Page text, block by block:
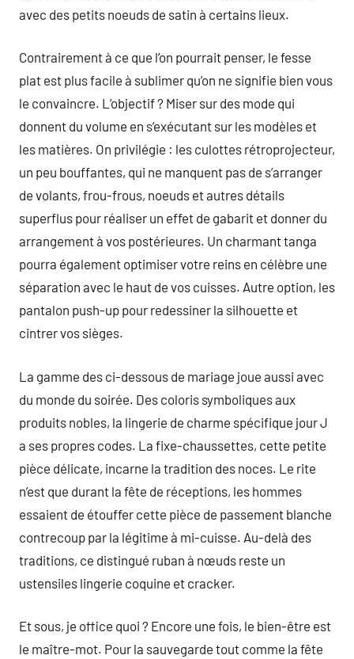
avec des petits noeuds de satin à certains lieux.
Contrairement à ce que l’on pourrait penser, le fesse
plat est plus facile à sublimer qu’on ne signifie bien vous
le convaincre. L’objectif ? Miser sur des mode qui
donnent du volume en s’exécutant sur les modèles et
les matières. On privilégie : les culottes rétroprojecteur,
un peu bouffantes, qui ne manquent pas de s’arranger
de volants, frou-frous, noeuds et autres détails
superflus pour réaliser un effet de gabarit et donner du
arrangement à vos postérieures. Un charmant tanga
pourra également optimiser votre reins en célèbre une
séparation avec le haut de vos cuisses. Autre option, les
pantalon push-up pour redessiner la silhouette et
cintrer vos sièges.
La gamme des ci-dessous de mariage joue aussi avec
du monde du soirée. Des coloris symboliques aux
produits nobles, la lingerie de charme spécifique jour J
a ses propres codes. La fixe-chaussettes, cette petite
pièce délicate, incarne la tradition des noces. Le rite
n’est que durant la fête de réceptions, les hommes
essaient de étouffer cette pièce de passement blanche
contrecoup par la légitime à mi-cuisse. Au-delà des
traditions, ce distingué ruban à nœuds reste un
ustensiles lingerie coquine et cracker.
Et sous, je office quoi ? Encore une fois, le bien-être est
le maître-mot. Pour la sauvegarde tout comme la fête